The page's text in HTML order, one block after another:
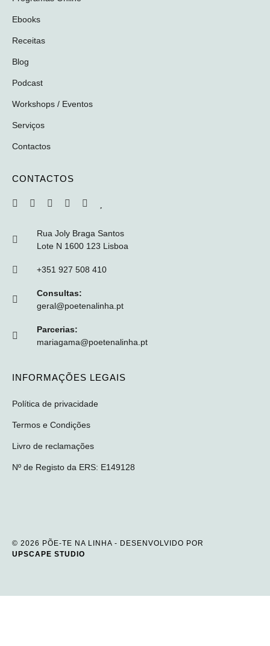
Ebooks
Receitas
Blog
Podcast
Workshops / Eventos
Serviços
Contactos
CONTACTOS
Rua Joly Braga Santos
Lote N 1600 123 Lisboa
+351 927 508 410
Consultas:
geral@poetenalinha.pt
Parcerias:
mariagama@poetenalinha.pt
INFORMAÇÕES LEGAIS
Política de privacidade
Termos e Condições
Livro de reclamações
Nº de Registo da ERS: E149128
© 2026 PÕE-TE NA LINHA - DESENVOLVIDO POR
UPSCAPE STUDIO